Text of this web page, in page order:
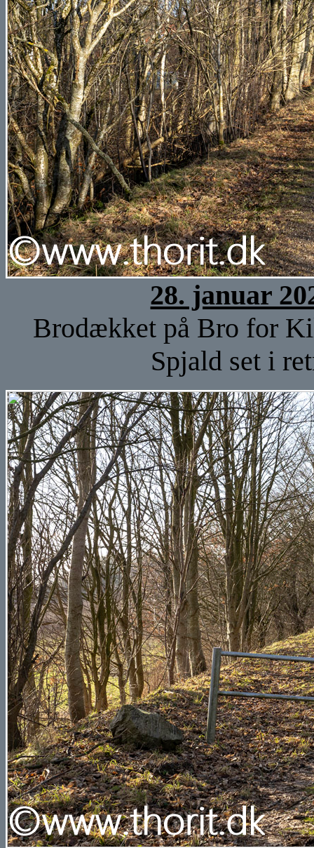
28. januar
Brodækket på Bro for
Spjald set i